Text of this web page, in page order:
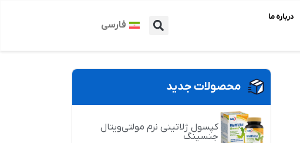
درباره ما
فارسی
محصولات جدید
کپسول ژلاتینی نرم مولتی‌ویتال
جنسینگ